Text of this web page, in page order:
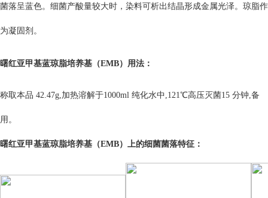
菌落呈蓝色。细菌产酸量较大时，染料可析出结晶形成金属光泽。琼脂作
为凝固剂。
曙红亚甲基蓝琼脂培养基（EMB） 用法：
称取本品 42.47g,加热溶解于1000ml 纯化水中,121℃高压灭菌15 分钟,备
用。
曙红亚甲基蓝琼脂培养基（EMB）上的细菌菌落特征：